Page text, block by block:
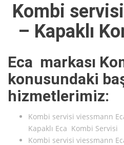
Kombi
– Kapaklı
Eca markası
konusundaki
hizmetlerimiz:
Kombi servisi viessmann
Kapaklı Eca Kombi Servisi
Kombi servisi viessmann